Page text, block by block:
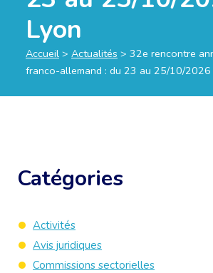
Lyon
Accueil > Actualités > 32e rencontre
franco-allemand : du 23 au 25/10/2026
Catégories
Activités
Avis juridiques
Commissions sectorielles